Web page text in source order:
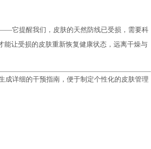
它提醒我们，皮肤的天然防线已受损，需要科
让受损的皮肤重新恢复健康状态，远离干燥与
成详细的干预指南，便于制定个性化的皮肤管理